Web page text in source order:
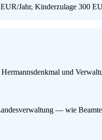
Jahr, Kinderzulage 300
und
— wie